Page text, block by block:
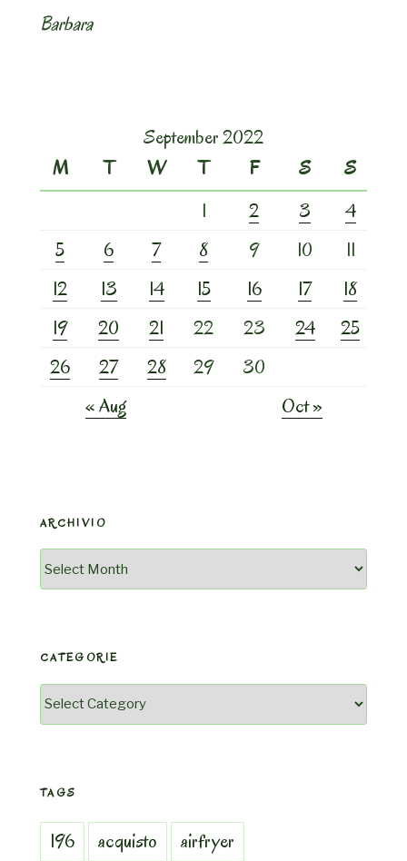
Barbara
September 2022
M
T W T F S
S
1
2 3
4
5
6 7 8 9 10
11
12
13 14 15 16 17
18
19
20 21 22 23 24
25
26
27 28 29
30
« Aug
Oct »
ARCHIVIO
Archivio
CATEGORIE
Categorie
TAGS
196 acquisto
airfryer